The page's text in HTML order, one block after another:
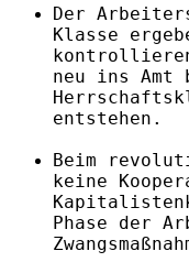
Der
Klasse
neu ins Amt
entstehen.
Beim
keine
Phase der